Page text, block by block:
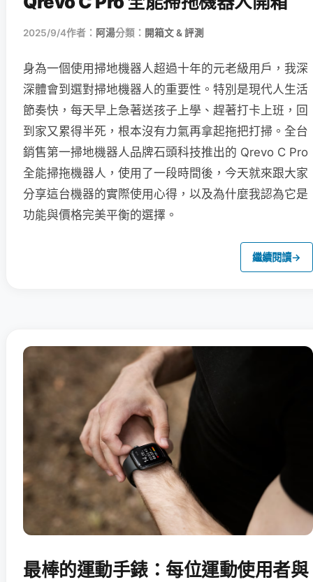
2025/9/4作者： 阿湯分類： 開箱文 & 評測
身為一個使用掃地機器人超過十年的元老級用戶，我深
深體會到選對掃地機器人的重要性。特別是現代人生活
節奏快，每天早上急著送孩子上學、趕著打卡上班，回
到家又累得半死，根本沒有力氣再拿起拖把打掃。全台
銷售第一掃地機器人品牌石頭科技推出的 Qrevo C Pro
全能掃拖機器人，使用了一段時間後，今天就來跟大家
分享這台機器的實際使用心得，以及為什麼我認為它是
功能與價格完美平衡的選擇。
繼續閱讀→
最棒的運動手錶：每位運動使用者與